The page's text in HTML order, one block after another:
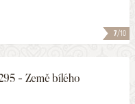
7/10
- Země bílého